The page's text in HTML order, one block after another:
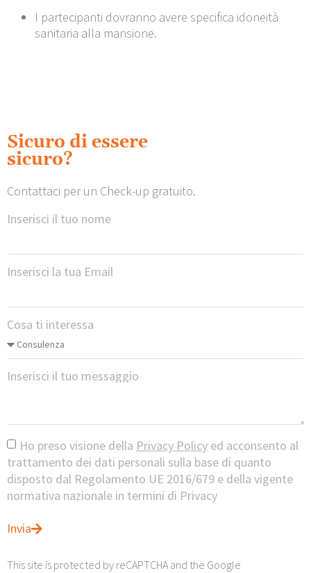
I partecipanti dovranno avere specifica idoneità
sanitaria alla mansione.
Sicuro di essere
sicuro?
Contattaci per un Check-up gratuito.
Inserisci il tuo nome
Inserisci la tua Email
Cosa ti interessa
Inserisci il tuo messaggio
Ho preso visione della Privacy Policy ed acconsento al
trattamento dei dati personali sulla base di quanto
disposto dal Regolamento UE 2016/679 e della vigente
normativa nazionale in termini di Privacy
Invia
This site is protected by reCAPTCHA and the Google